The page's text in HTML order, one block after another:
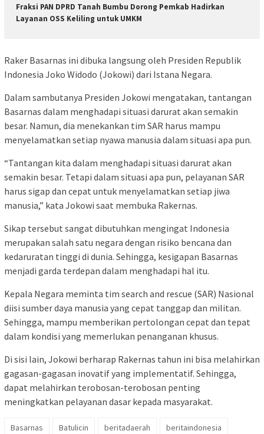
Fraksi PAN DPRD Tanah Bumbu Dorong Pemkab Hadirkan
Layanan OSS Keliling untuk UMKM
Raker Basarnas ini dibuka langsung oleh Presiden Republik
Indonesia Joko Widodo (Jokowi) dari Istana Negara.
Dalam sambutanya Presiden Jokowi mengatakan, tantangan
Basarnas dalam menghadapi situasi darurat akan semakin
besar. Namun, dia menekankan tim SAR harus mampu
menyelamatkan setiap nyawa manusia dalam situasi apa pun.
“Tantangan kita dalam menghadapi situasi darurat akan
semakin besar. Tetapi dalam situasi apa pun, pelayanan SAR
harus sigap dan cepat untuk menyelamatkan setiap jiwa
manusia,” kata Jokowi saat membuka Rakernas.
Sikap tersebut sangat dibutuhkan mengingat Indonesia
merupakan salah satu negara dengan risiko bencana dan
kedaruratan tinggi di dunia. Sehingga, kesigapan Basarnas
menjadi garda terdepan dalam menghadapi hal itu.
Kepala Negara meminta tim search and rescue (SAR) Nasional
diisi sumber daya manusia yang cepat tanggap dan militan.
Sehingga, mampu memberikan pertolongan cepat dan tepat
dalam kondisi yang memerlukan penanganan khusus.
Di sisi lain, Jokowi berharap Rakernas tahun ini bisa melahirkan
gagasan-gagasan inovatif yang implementatif. Sehingga,
dapat melahirkan terobosan-terobosan penting
meningkatkan pelayanan dasar kepada masyarakat.
Basarnas Batulicin beritadaerah
beritaindonesia